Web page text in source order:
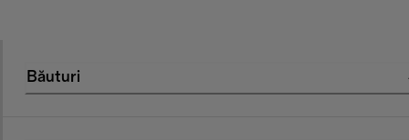
Băuturi